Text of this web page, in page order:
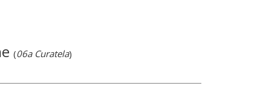
(06a Curatela)